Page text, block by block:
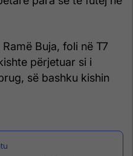
Buja, foli në T7
përjetuar si i
së bashku kishin